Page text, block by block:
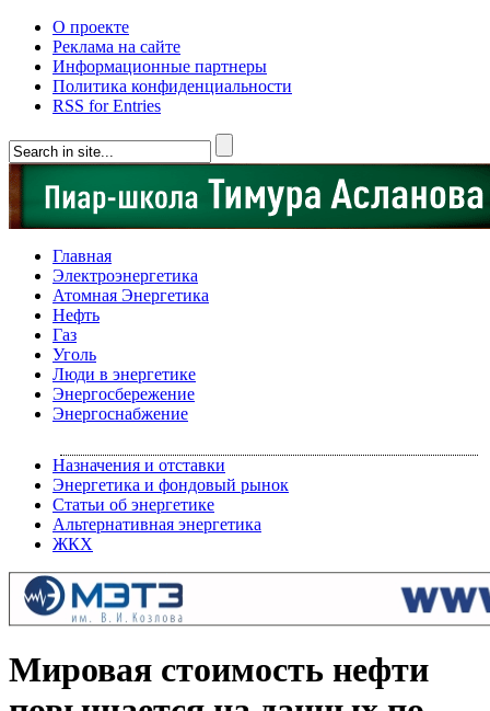
О проекте
Реклама на сайте
Информационные партнеры
Политика конфиденциальности
RSS for Entries
Главная
Электроэнергетика
Атомная Энергетика
Нефть
Газ
Уголь
Люди в энергетике
Энергосбережение
Энергоснабжение
Назначения и отставки
Энергетика и фондовый рынок
Статьи об энергетике
Альтернативная энергетика
ЖКХ
Мировая стоимость нефти